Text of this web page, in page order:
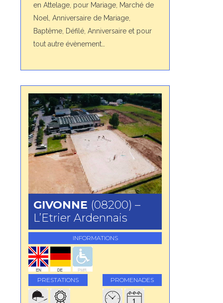
en Attelage, pour Mariage, Marché de
Noel, Anniversaire de Mariage,
Baptême, Défilé, Anniversaire et pour
tout autre évènement…
GIVONNE (08200) –
L’Etrier Ardennais
INFORMATIONS
PRESTATIONS PROMENADES